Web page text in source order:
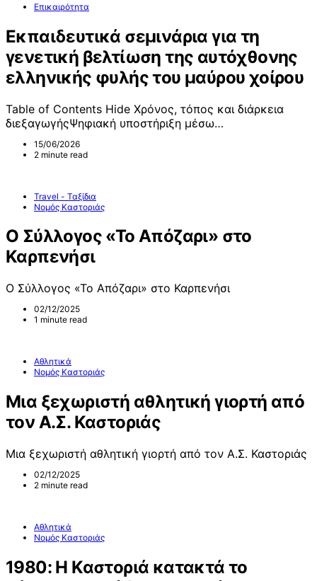
Επικαιρότητα
Εκπαιδευτικά σεμινάρια για τη
γενετική βελτίωση της αυτόχθονης
ελληνικής φυλής του μαύρου χοίρου
Table of Contents Hide Χρόνος, τόπος και διάρκεια
διεξαγωγήςΨηφιακή υποστήριξη μέσω…
15/06/2026
2 minute read
Travel - Ταξίδια
Νομός Καστοριάς
Ο Σύλλογος «Το Απόζαρι» στο
Καρπενήσι
Ο Σύλλογος «Το Απόζαρι» στο Καρπενήσι
02/12/2025
1 minute read
Αθλητικά
Νομός Καστοριάς
Μια ξεχωριστή αθλητική γιορτή από
τον Α.Σ. Καστοριάς
Μια ξεχωριστή αθλητική γιορτή από τον Α.Σ. Καστοριάς
02/12/2025
2 minute read
Αθλητικά
Νομός Καστοριάς
1980: Η Καστοριά κατακτά το